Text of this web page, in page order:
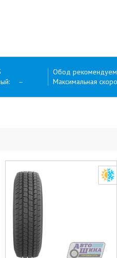
–
Обод
Максимальная